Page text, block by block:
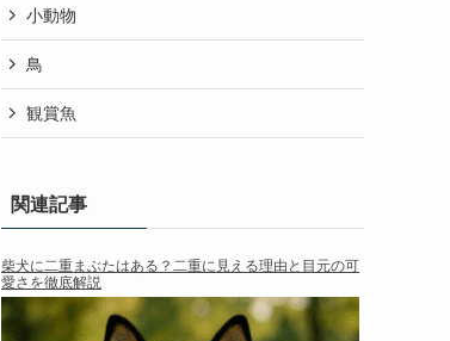
小動物
鳥
観賞魚
関連記事
柴犬に二重まぶたはある？二重に見える理由と目元の可
愛さを徹底解説